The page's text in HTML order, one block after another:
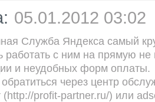
05.01.2012 03:02
Служба Яндекса самый
работать с ним на прямую не
и неудобных форм оплаты.
через центр
profit-partner.ru/) или